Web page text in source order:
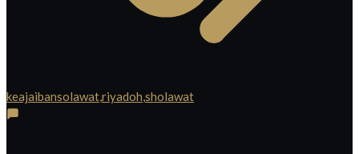
keajaibansolawat,riyadoh,sholawat